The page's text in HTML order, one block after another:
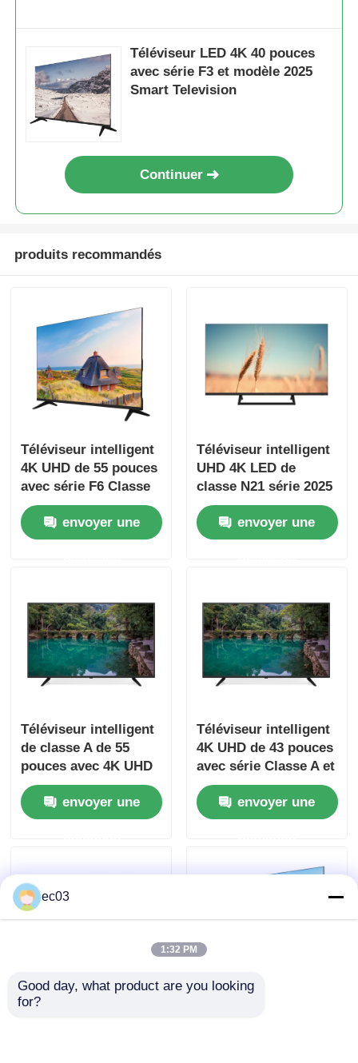
À propos de nous
Visite de l'usine
Contrôle de qualité
Nous contacter
Téléviseur LED intelligent
Téléviseur LED 4K
Écran d'ordinateur
Téléviseur QLED
Téléviseur LED 4K 40 pouces
avec série F3 et modèle 2025
Smart Television
Continuer
produits recommandés
Téléviseur intelligent
4K UHD de 55 pouces
avec série F6 Classe
2025 Modèle 3840 x
2160
envoyer une
Téléviseur intelligent
UHD 4K LED de
classe N21 série 2025
de 50 pouces
envoyer une
Téléviseur intelligent
de classe A de 55
pouces avec 4K UHD
et fonctionnalités
intelligentesenvoyer une
Téléviseur intelligent
4K UHD de 43 pouces
avec série Classe A et
fonctionnalités
intelligentesenvoyer une
Téléviseur intelligent
ec03
1:32 PM
Good day, what product are you looking
for?